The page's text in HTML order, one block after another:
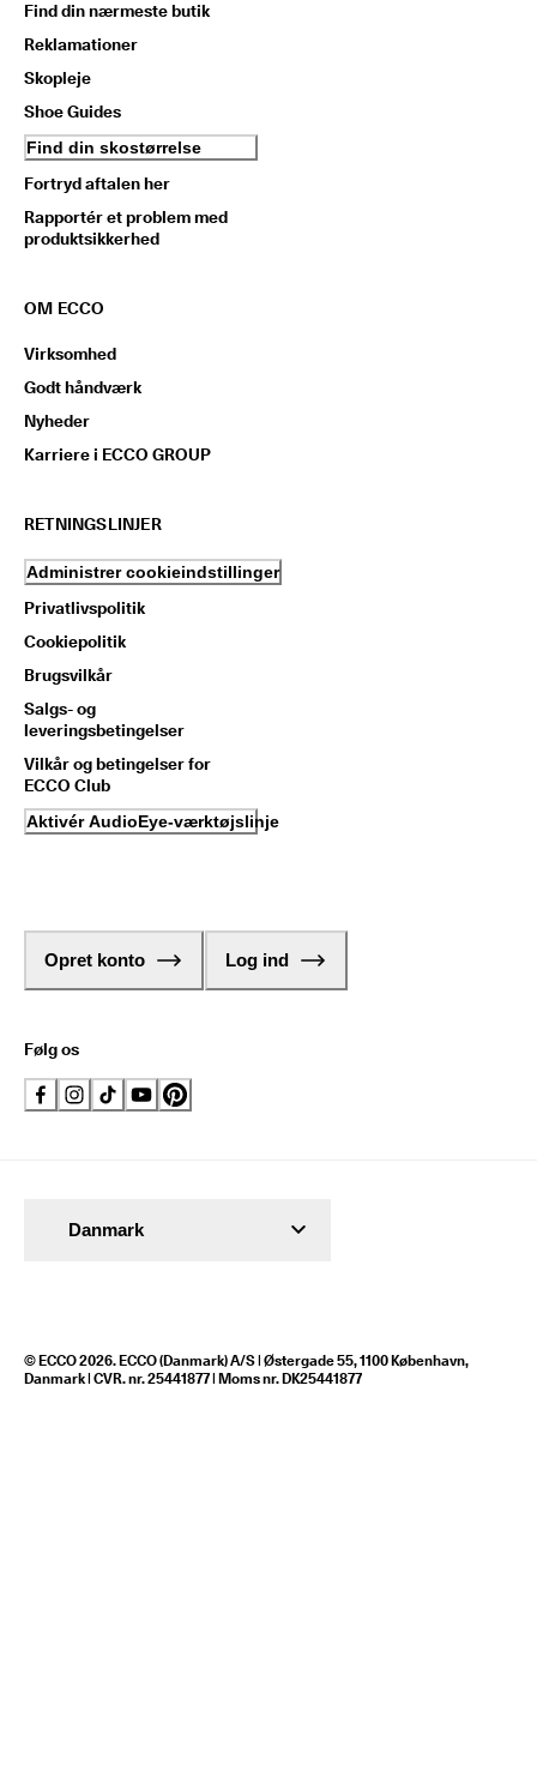
Find din nærmeste butik
Reklamationer
Skopleje
Shoe Guides
Find din skostørrelse
Fortryd aftalen her
Rapportér et problem med
produktsikkerhed
OM ECCO
Virksomhed
Godt håndværk
Nyheder
Karriere i ECCO GROUP
RETNINGSLINJER
Administrer cookieindstillinger
Privatlivspolitik
Cookiepolitik
Brugsvilkår
Salgs- og
leveringsbetingelser
Vilkår og betingelser for
ECCO Club
Aktivér AudioEye-værktøjslinje
Opret konto Log ind
Følg os
© ECCO 2026. ECCO (Danmark) A/S | Østergade 55, 1100 København,
Danmark | CVR. nr. 25441877 | Moms nr. DK25441877
Danmark